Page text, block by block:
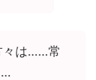
々は……常